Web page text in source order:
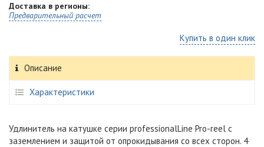
Доставка в регионы:
Предварительный расчет
Купить в один клик
Описание
Характеристики
Удлинитель на катушке серии professionalLine Pro-reel с
заземлением и защитой от опрокидывания со всех сторон. 4